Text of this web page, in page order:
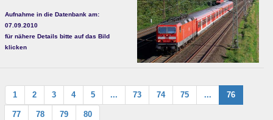
Aufnahme in die Datenbank am:
07.09.2010
für nähere Details bitte auf das Bild
klicken
1 2 3 4 5 ... 73 74 75 ... 76
77 78 79 80